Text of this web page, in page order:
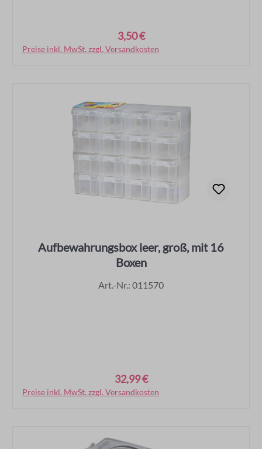
3,50 €
Preise inkl. MwSt. zzgl. Versandkosten
In den Warenkorb
Aufbewahrungsbox leer, groß, mit 16
Boxen
Art.-Nr.: 011570
32,99 €
Preise inkl. MwSt. zzgl. Versandkosten
In den Warenkorb